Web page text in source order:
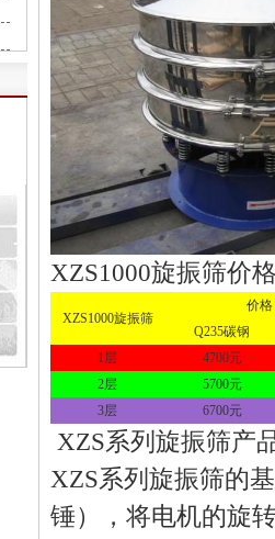
XZS1000旋振筛价
XZS1000旋振筛
价
Q235碳钢
1层
4700元
2层
5700元
3层
6700元
XZS系列旋振筛
XZS系列旋振筛的
锤），将电机的旋